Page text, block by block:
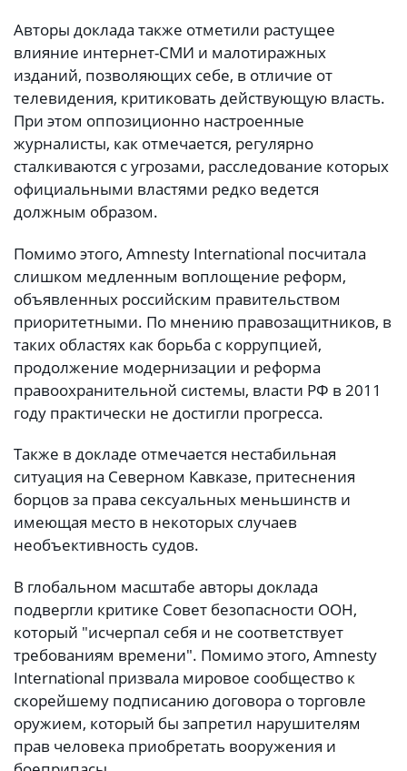
Авторы доклада также отметили растущее
влияние интернет-СМИ и малотиражных
изданий, позволяющих себе, в отличие от
телевидения, критиковать действующую власть.
При этом оппозиционно настроенные
журналисты, как отмечается, регулярно
сталкиваются с угрозами, расследование которых
официальными властями редко ведется
должным образом.
Помимо этого, Amnesty International посчитала
слишком медленным воплощение реформ,
объявленных российским правительством
приоритетными. По мнению правозащитников, в
таких областях как борьба с коррупцией,
продолжение модернизации и реформа
правоохранительной системы, власти РФ в 2011
году практически не достигли прогресса.
Также в докладе отмечается нестабильная
ситуация на Северном Кавказе, притеснения
борцов за права сексуальных меньшинств и
имеющая место в некоторых случаев
необъективность судов.
В глобальном масштабе авторы доклада
подвергли критике Совет безопасности ООН,
который "исчерпал себя и не соответствует
требованиям времени". Помимо этого, Amnesty
International призвала мировое сообщество к
скорейшему подписанию договора о торговле
оружием, который бы запретил нарушителям
прав человека приобретать вооружения и